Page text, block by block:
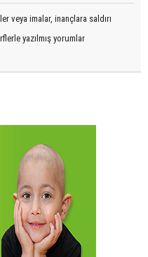
veya imalar, inançlara saldırı
yazılmış yorumlar